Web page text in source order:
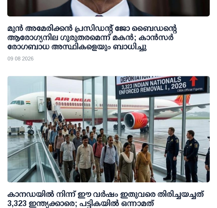
മുന്‍ അമേരിക്കന്‍ പ്രസിഡന്റ് ജോ ബൈഡന്റെ
ആരോഗ്യനില ഗുരുതരമെന്ന് മകന്‍; കാന്‍സര്‍
രോഗബാധ അസ്ഥികളെയും ബാധിച്ചു
09 08 2026
കാനഡയിൽ നിന്ന് ഈ വർഷം ഇതുവരെ തിരിച്ചയച്ചത്
3,323 ഇന്ത്യക്കാരെ; പട്ടികയിൽ ഒന്നാമത്